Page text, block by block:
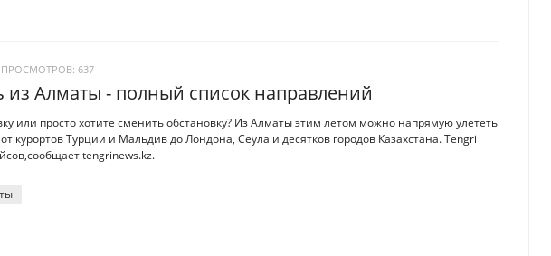
ПРОСМОТРОВ: 637
из Алматы - полный список направлений
или просто хотите сменить обстановку? Из Алматы этим летом можно напрямую улететь
курортов Турции и Мальдив до Лондона, Сеула и десятков городов Казахстана. Tengri
tengrinews.kz.